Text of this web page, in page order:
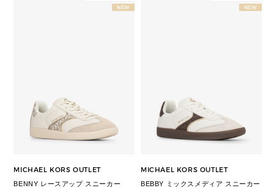
NEW
MICHAEL KORS OUTLET
BENNY レースアップ スニーカー
NEW
MICHAEL KORS OUTLET
BEBBY ミックスメディア スニーカー